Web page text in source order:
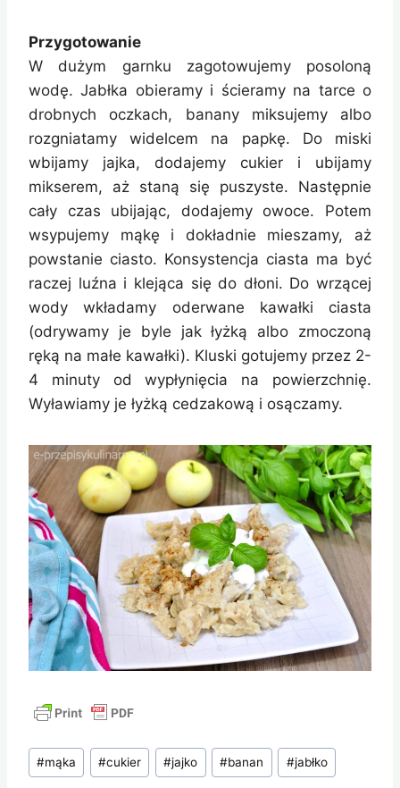
Przygotowanie
W dużym garnku zagotowujemy posoloną
wodę. Jabłka obieramy i ścieramy na tarce o
drobnych oczkach, banany miksujemy albo
rozgniatamy widelcem na papkę. Do miski
wbijamy jajka, dodajemy cukier i ubijamy
mikserem, aż staną się puszyste. Następnie
cały czas ubijając, dodajemy owoce. Potem
wsypujemy mąkę i dokładnie mieszamy, aż
powstanie ciasto. Konsystencja ciasta ma być
raczej luźna i klejąca się do dłoni. Do wrzącej
wody wkładamy oderwane kawałki ciasta
(odrywamy je byle jak łyżką albo zmoczoną
ręką na małe kawałki). Kluski gotujemy przez 2-
4 minuty od wypłynięcia na powierzchnię.
Wyławiamy je łyżką cedzakową i osączamy.
Tagi
wpisu:
#mąka #cukier #jajko #banan #jabłko